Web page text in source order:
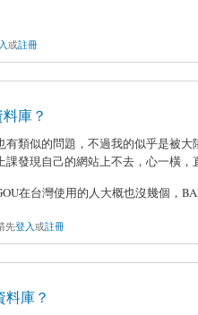
或註冊
庫？
有類似的問題，不過我的似乎是被大
課發現自己的網站上不去，心一橫
在台灣使用的人大概也沒幾個，
先登入或註冊
料庫？